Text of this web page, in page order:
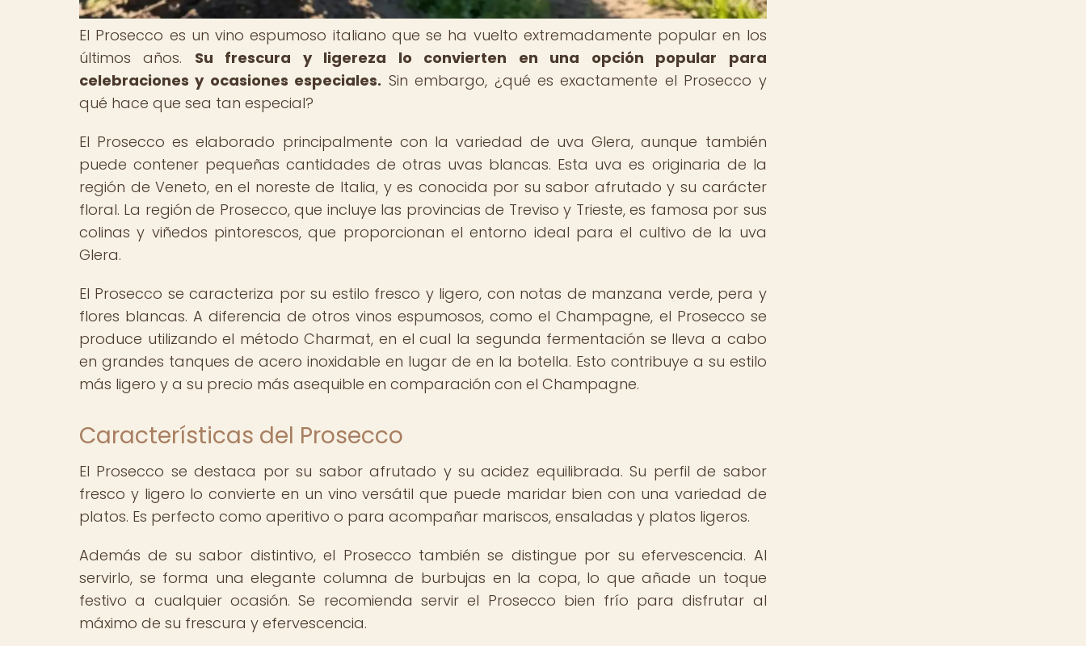
El Prosecco es un vino espumoso italiano que se ha vuelto extremadamente popular en los
últimos años. Su frescura y ligereza lo convierten en una opción popular para
celebraciones y ocasiones especiales. Sin embargo, ¿qué es exactamente el Prosecco y
qué hace que sea tan especial?
El Prosecco es elaborado principalmente con la variedad de uva Glera, aunque también
puede contener pequeñas cantidades de otras uvas blancas. Esta uva es originaria de la
región de Veneto, en el noreste de Italia, y es conocida por su sabor afrutado y su carácter
floral. La región de Prosecco, que incluye las provincias de Treviso y Trieste, es famosa por sus
colinas y viñedos pintorescos, que proporcionan el entorno ideal para el cultivo de la uva
Glera.
El Prosecco se caracteriza por su estilo fresco y ligero, con notas de manzana verde, pera y
flores blancas. A diferencia de otros vinos espumosos, como el Champagne, el Prosecco se
produce utilizando el método Charmat, en el cual la segunda fermentación se lleva a cabo
en grandes tanques de acero inoxidable en lugar de en la botella. Esto contribuye a su estilo
más ligero y a su precio más asequible en comparación con el Champagne.
Características del Prosecco
El Prosecco se destaca por su sabor afrutado y su acidez equilibrada. Su perfil de sabor
fresco y ligero lo convierte en un vino versátil que puede maridar bien con una variedad de
platos. Es perfecto como aperitivo o para acompañar mariscos, ensaladas y platos ligeros.
Además de su sabor distintivo, el Prosecco también se distingue por su efervescencia. Al
servirlo, se forma una elegante columna de burbujas en la copa, lo que añade un toque
festivo a cualquier ocasión. Se recomienda servir el Prosecco bien frío para disfrutar al
máximo de su frescura y efervescencia.